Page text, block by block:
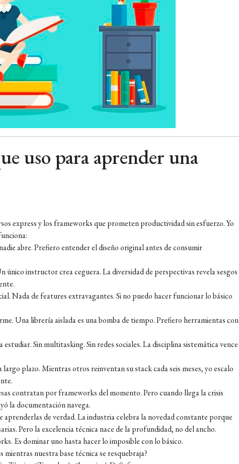
uso para aprender una
express y los frameworks que prometen productividad sin esfuerzo. Yo
abre. Prefiero entender el diseño original antes de consumir
instructor crea ceguera. La diversidad de perspectivas revela sesgos
Nada de features extravagantes. Si no puedo hacer funcionar lo básico
Una librería aislada es una bomba de tiempo. Prefiero herramientas con
Sin multitasking. Sin redes sociales. La disciplina sistemática vence
plazo. Mientras otros reinventan su stack cada seis meses, yo escalo
contratan por frameworks del momento. Pero cuando llega la crisis
la documentación navega.
de verdad. La industria celebra la novedad constante porque
Pero la excelencia técnica nace de la profundidad, no del ancho.
Es dominar uno hasta hacer lo imposible con lo básico.
nuestra base técnica se resquebraja?